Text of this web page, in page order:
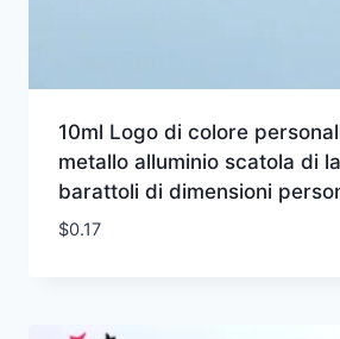
10ml Logo di colore
metallo alluminio scatola di
barattoli di dimensioni
$0.17